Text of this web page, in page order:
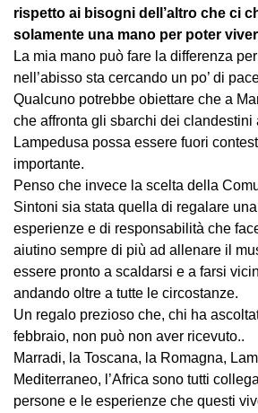
rispetto ai bisogni dell’altro che ci
solamente una mano per poter
La mia mano può fare la differenza
nell’abisso sta cercando un po’ di
Qualcuno potrebbe obiettare che a
che affronta gli sbarchi dei clandestini
Lampedusa possa essere fuori
importante.
Penso che invece la scelta della
Sintoni sia stata quella di regalare
esperienze e di responsabilità che
aiutino sempre di più ad allenare il
essere pronto a scaldarsi e a farsi
andando oltre a tutte le circostanze.
Un regalo prezioso che, chi ha
febbraio, non può non aver ricevuto..
Marradi, la Toscana, la Romagna,
Mediterraneo, l’Africa sono tutti
persone e le esperienze che questi